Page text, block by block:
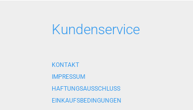
Kundenservice
KONTAKT
IMPRESSUM
HAFTUNGSAUSSCHLUSS
EINKAUFSBEDINGUNGEN